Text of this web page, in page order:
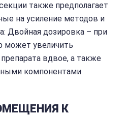
также предполагает
на усиление методов и
Двойная дозировка – при
может увеличить
вдвое, а также
компонентами
К